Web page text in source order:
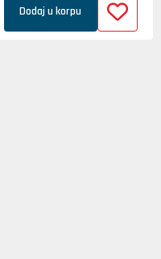
Dodaj u korpu